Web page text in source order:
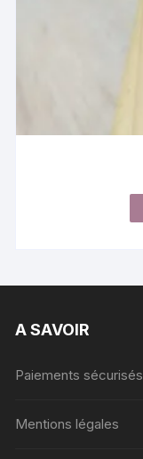
A SAVOIR
Paiements sécurisés
Mentions légales